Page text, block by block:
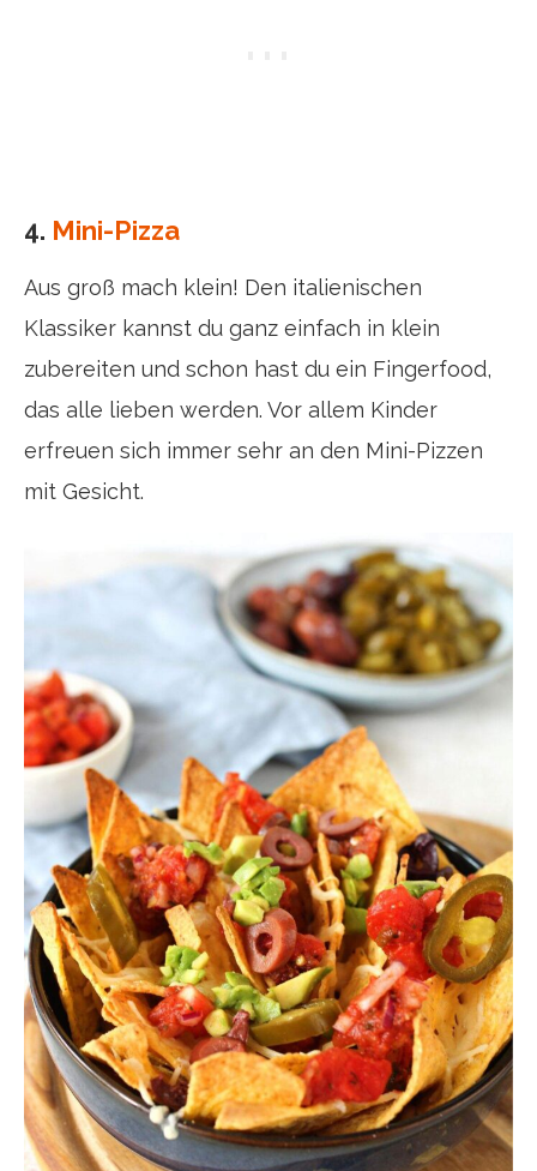
4. Mini-Pizza
Aus groß mach klein! Den italienischen
Klassiker kannst du ganz einfach in klein
zubereiten und schon hast du ein Fingerfood,
das alle lieben werden. Vor allem Kinder
erfreuen sich immer sehr an den Mini-Pizzen
mit Gesicht.